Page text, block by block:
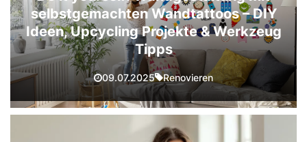
selbstgemachten Wandtattoos – DIY
Ideen, Upcycling Projekte & Werkzeug
Tipps
09.07.2025 Renovieren